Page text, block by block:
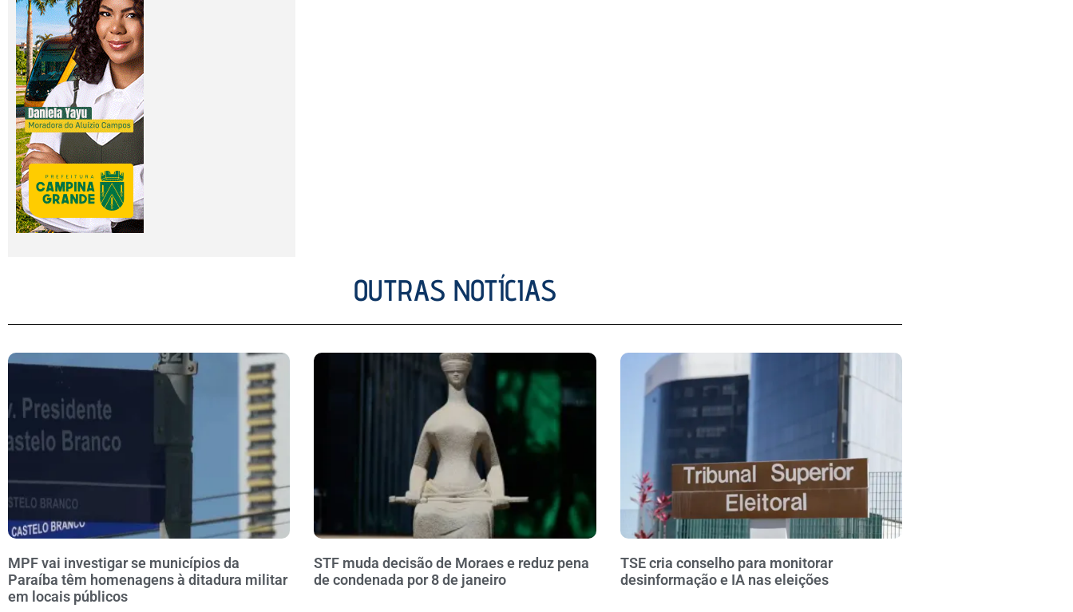
OUTRAS NOTÍCIAS
MPF vai investigar se municípios da
Paraíba têm homenagens à ditadura militar
em locais públicos
STF muda decisão de Moraes e reduz pena
de condenada por 8 de janeiro
TSE cria conselho para monitorar
desinformação e IA nas eleições